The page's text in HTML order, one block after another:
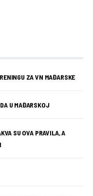
ZA VN MAĐARSKE
U MAĐARSKOJ
SU OVA PRAVILA, A